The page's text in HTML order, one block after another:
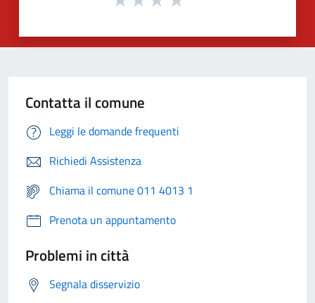
Contatta il comune
Leggi le domande frequenti
Richiedi Assistenza
Chiama il comune 011 4013 1
Prenota un appuntamento
Problemi in città
Segnala disservizio